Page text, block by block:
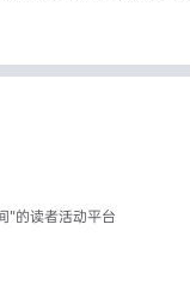
”的读者活动平台